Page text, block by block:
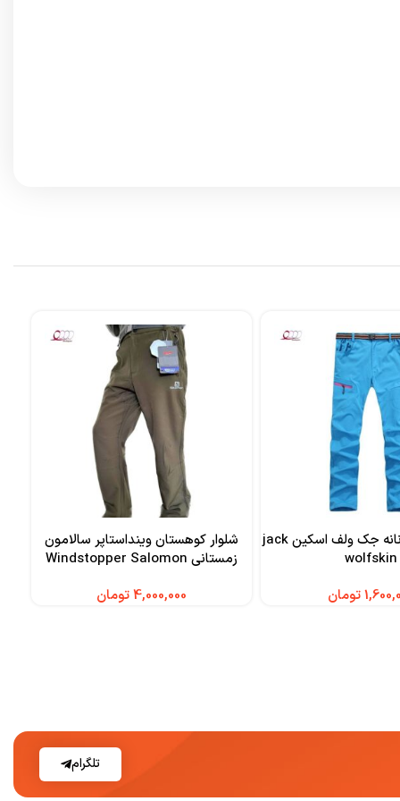
شلوار ترکینگ زنانه جک ولف اسکین jack
wolfskin
تومان
شلوار کوهستان وینداستاپر سالامون
زمستانی Windstopper Salomon
تومان
تلگرام